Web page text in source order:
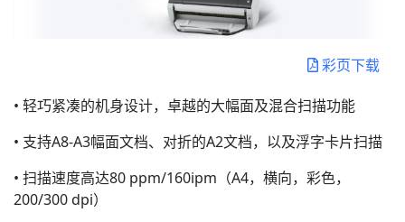
彩页下载
• 轻巧紧凑的机身设计，卓越的大幅面及混合扫描功能
• 支持A8-A3幅面文档、对折的A2文档，以及浮字卡片扫描
• 扫描速度高达80 ppm/160ipm（A4，横向，彩色，
200/300 dpi）